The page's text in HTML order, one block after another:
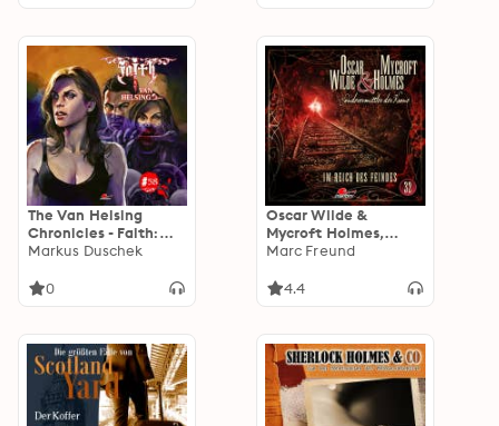
The Van Helsing
Chronicles - Faith:
Folge 58
Markus Duschek
0
Oscar Wilde &
Mycroft Holmes,
Sonderermittler der
Reich des Feindes
Marc Freund
4.4